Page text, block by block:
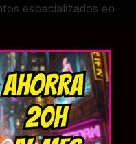
especializados en
para empresas y
el potencial de la IA
técnica.
potencial en